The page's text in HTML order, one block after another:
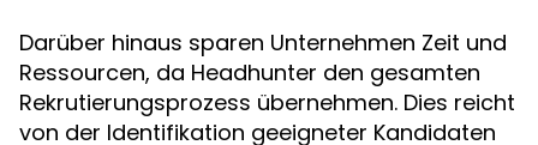
Darüber hinaus sparen Unternehmen Zeit und
Ressourcen, da Headhunter den gesamten
Rekrutierungsprozess übernehmen. Dies reicht
von der Identifikation geeigneter Kandidaten